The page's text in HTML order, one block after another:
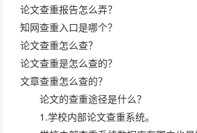
论文查重报告怎么弄？
知网查重入口是哪个？
论文查重怎么查？
论文查重是怎么查的？
文章查重怎么查的？
论文的查重途径是什么？
1.学校内部论文查重系统。